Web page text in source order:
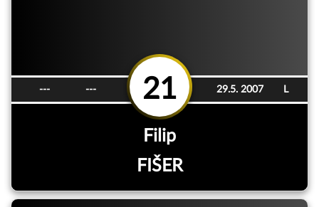
Filip
FIŠER
21
--- --- 29.5. 2007 L